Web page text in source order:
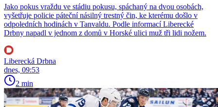
Jako pokus vraždu ve stádiu pokusu, spáchaný na dvou osobách,
vyšetřuje policie páteční násilný trestný čin, ke kterému došlo v
odpoledních hodinách v Tanvaldu. Podle informací Liberecké
Drbny napadl v jednom z domů v Horské ulici muž tři lidi nožem.
Liberecká Drbna
dnes, 09:53
2 min